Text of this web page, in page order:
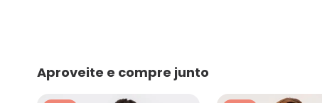
Aproveite e compre junto